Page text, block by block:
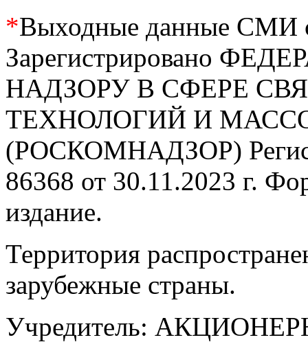
*Выходные данные СМИ
Зарегистрировано
НАДЗОРУ В СФЕРЕ
ТЕХНОЛОГИЙ И
(РОСКОМНАДЗОР)
86368 от 30.11.2023 г.
издание.
Территория
зарубежные страны.
Учредитель: